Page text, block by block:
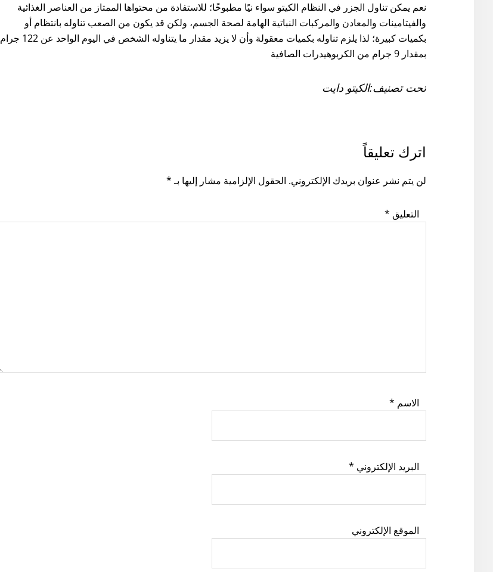
نعم يمكن تناول الجزر في النظام الكيتو سواء نيًا مطبوخًا؛ للاستفادة من محتواها الممتاز من العناصر الغذائية
والفيتامينات والمعادن والمركبات النباتية الهامة لصحة الجسم، ولكن قد يكون من الصعب تناوله بانتظام أو
بكميات كبيرة؛ لذا يلزم تناوله بكميات معقولة وأن لا يزيد مقدار ما يتناوله الشخص في اليوم الواحد عن 122 جرام
بمقدار 9 جرام من الكربوهيدرات الصافية
تحت تصنيف:الكيتو دايت
READER
INTERACTIONS
اترك تعليقاً
لن يتم نشر عنوان بريدك الإلكتروني. الحقول الإلزامية مشار إليها بـ*
التعليق *
الاسم *
البريد الإلكتروني *
الموقع الإلكتروني